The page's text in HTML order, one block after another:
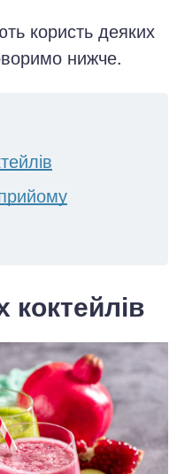
користь деяких
нижче.
коктейлів